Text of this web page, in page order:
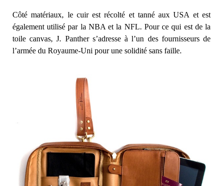
Côté matériaux, le cuir est récolté et tanné aux USA et est
également utilisé par la NBA et la NFL. Pour ce qui est de la
toile canvas, J. Panther s’adresse à l’un des fournisseurs de
l’armée du Royaume-Uni pour une solidité sans faille.